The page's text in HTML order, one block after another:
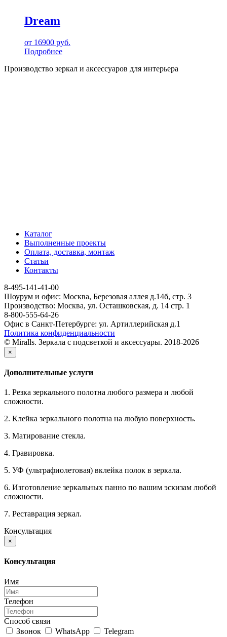
Dream
от 16900 руб.
Подробнее
Производство зеркал и аксессуаров для интерьера
Каталог
Выполненные проекты
Оплата, доставка, монтаж
Статьи
Контакты
8-495-141-41-00
Шоурум и офис: Москва, Березовая аллея д.14б, стр. 3
Производство: Москва, ул. Осташковская, д. 14 стр. 1
8-800-555-64-26
Офис в Санкт-Петербурге: ул. Артиллерийская д.1
Политика конфиденциальности
© Miralls. Зеркала с подсветкой и аксессуары. 2018-2026
×
Дополнительные услуги
1. Резка зеркального полотна любого размера и любой
сложности.
2. Клейка зеркального полотна на любую поверхность.
3. Матирование стекла.
4. Гравировка.
5. УФ (ультрафиолетовая) вклейка полок в зеркала.
6. Изготовление зеркальных панно по вашим эскизам любой
сложности.
7. Реставрация зеркал.
Консультация
×
Консультация
Имя
Телефон
Способ связи
Звонок
WhatsApp
Telegram